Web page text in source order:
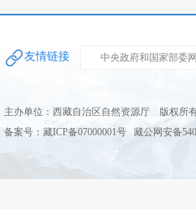
友情链接 中央政府和国家部委
主办单位：西藏自治区自然资源厅 版权所
备案号：藏ICP备07000001号 藏公网安备